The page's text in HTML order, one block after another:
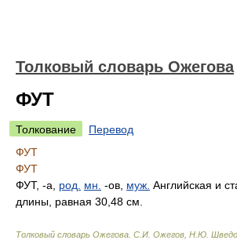
Толковый словарь Ожегова
ФУТ
Толкование
Перевод
ФУТ
ФУТ
ФУТ, -а, род. мн. -ов, муж. Английская и
длины, равная 30,48 см.
Толковый словарь Ожегова С.И. Ожегов, Н.Ю.